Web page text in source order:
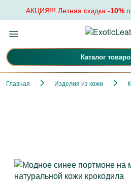
АКЦИЯ!!! Летняя скидка -10%
Каталог
Главная Изделия из кожи